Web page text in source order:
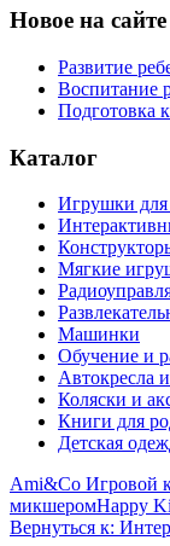
Новое на сайте
Развитие
Воспитание
Подготовка
Каталог
Игрушки
Мягкие
Машинки
Обучение и
Автокресла
Коляски и
Книги для
Детская
Ami&Co Игровой
микшеромHappy
Вернуться к: